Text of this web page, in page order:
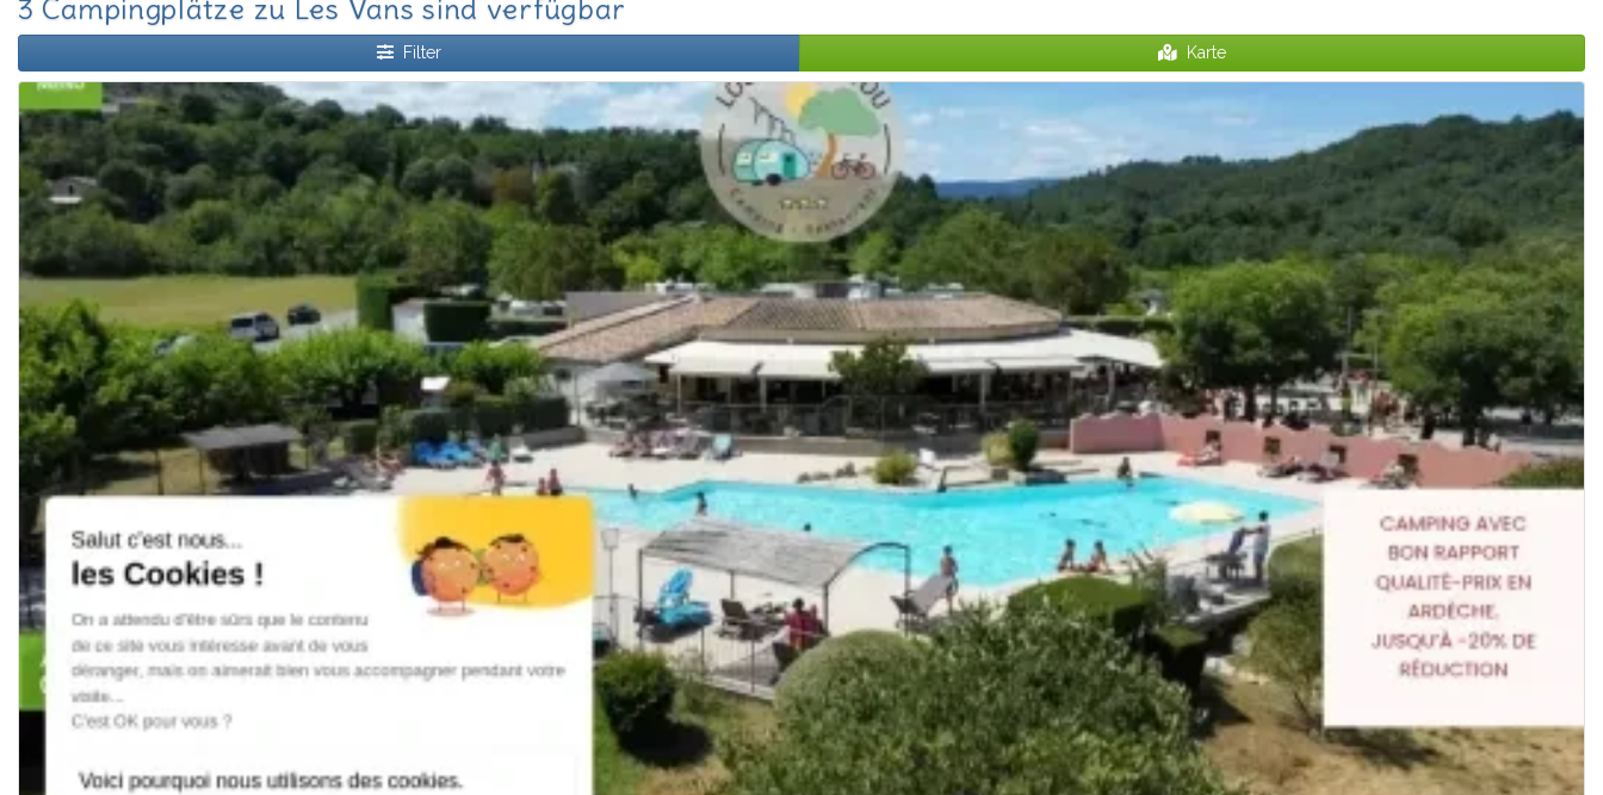
3 Campingplätze zu Les Vans sind verfügbar
Filter Karte